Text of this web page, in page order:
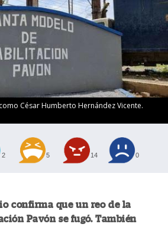
César Humberto Hernández Vicente.
2 5 14 0
confirma que un reo de la
Pavón se fugó. También